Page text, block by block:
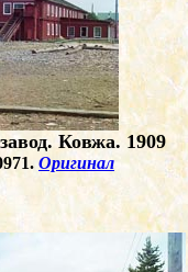
Ковжа. 1909
Оригинал